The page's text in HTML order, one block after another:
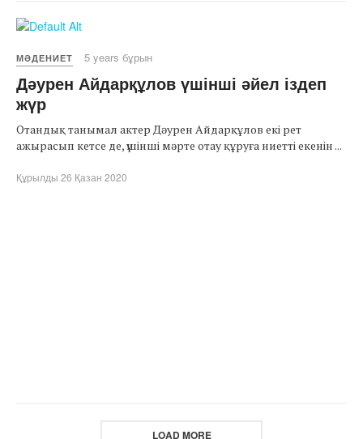
МӘДЕНИЕТ 5 years бұрын
Дәурен Айдарқұлов үшінші әйел іздеп
жүр
Отандық танымал актер Дәурен Айдарқұлов екі рет
ажырасып кетсе де, үшінші мәрте отау құруға ниетті екенін ...
Құрылды 26 Қазан 2020
LOAD MORE